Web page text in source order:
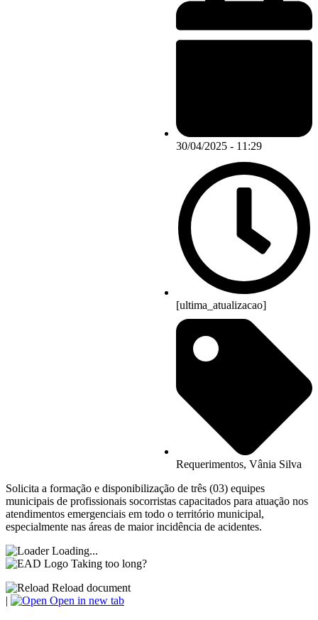
30/04/2025 - 11:29
[ultima_atualizacao]
Requerimentos, Vânia Silva
Solicita a formação e disponibilização de três (03) equipes
municipais de profissionais socorristas capacitados para atuação nos
atendimentos emergenciais em todo o território municipal,
especialmente nas áreas de maior incidência de acidentes.
Loading...
Taking too long?
Reload document
|
Open in new tab